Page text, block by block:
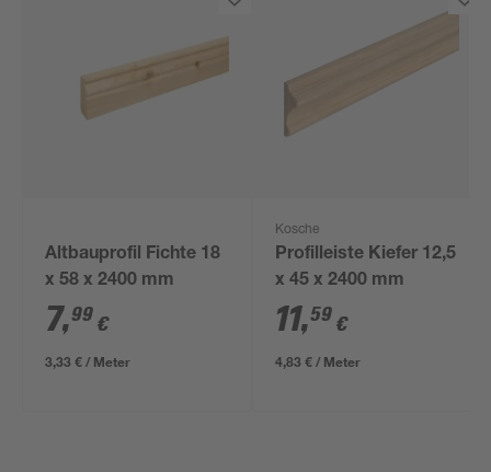
Altbauprofil Fichte 18
x 58 x 2400 mm
7,99 €
3,33 € / Meter
Kosche
Profilleiste Kiefer 12,5
x 45 x 2400 mm
11,59 €
4,83 € / Meter